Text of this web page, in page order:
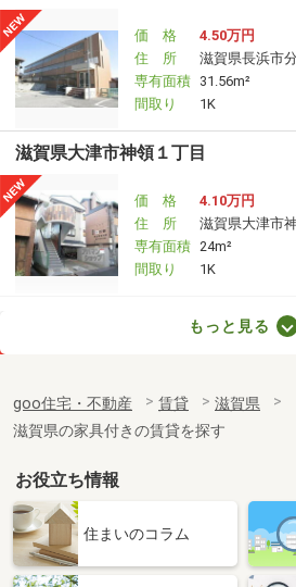
価 格
4.50万円
住 所
滋賀県長浜市
専有面積 31.56m²
間取り
1K
滋賀県大津市神領１丁目
価 格
4.10万円
住 所
滋賀県大津市
専有面積 24m²
間取り
1K
滋賀県犬上郡豊郷町大字下枝
専有面積
23.61m²
間取り
1K
滋賀県大津市一里山５丁目
価 格
3.90万円
滋賀県大津市
専有面積 22.68m²
もっと見る
goo住宅・不動産 賃貸
滋賀県
滋賀県の家具付きの賃貸を探す
お役立ち情報
住まいのコラム